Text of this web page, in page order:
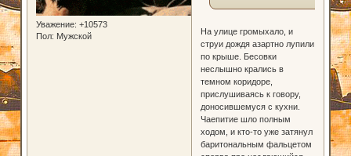
Уважение: +10573
Пол: Мужской
На улице громыхало, и
струи дождя азартно лупили
по крыше. Бесовки
неслышно крались в
темном коридоре,
прислушиваясь к говору,
доносившемуся с кухни.
Чаепитие шло полным
ходом, и кто-то уже затянул
баритональным фальцетом